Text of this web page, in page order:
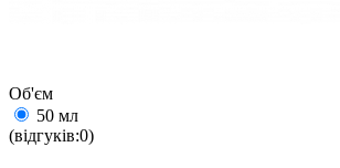
Об'єм
50 мл
(відгуків:0)